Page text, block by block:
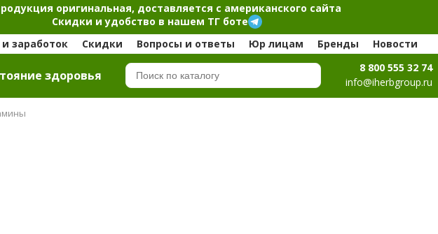
оригинальная, доставляется с американского сайта
Скидки и удобство в нашем ТГ боте
заработок
Скидки Вопросы и ответы Юр лицам Бренды Новости
здоровья
8 800 555 32 74
info@iherbgroup.ru